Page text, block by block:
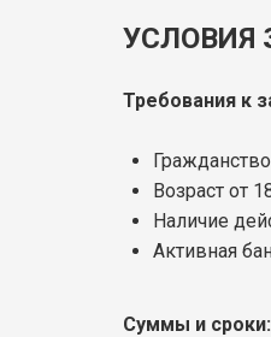
УСЛОВИЯ
Требования к
Возраст от
Наличие
Активная
Суммы и сроки: